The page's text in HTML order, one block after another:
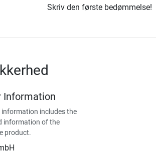
Skriv den første bedømmelse!
Information
includes the
information of the
product.